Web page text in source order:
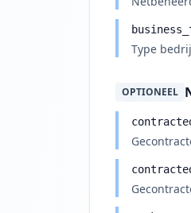
Type
OPTIONEEL